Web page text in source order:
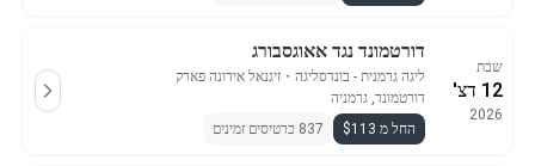
שבת
12 דצ'
2026
דורטמונד נגד אאוגסבורג
ליגה גרמנית - בונדסליגה ・ זיגנאל אידונה פארק
דורטמונד, גרמניה
החל מ $113
837 כרטיסים זמינים